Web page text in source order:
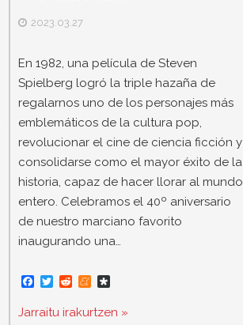
2023.03.27
En 1982, una película de Steven
Spielberg logró la triple hazaña de
regalarnos uno de los personajes más
emblemáticos de la cultura pop,
revolucionar el cine de ciencia ficción y
consolidarse como el mayor éxito de la
historia, capaz de hacer llorar al mundo
entero. Celebramos el 40º aniversario
de nuestro marciano favorito
inaugurando una…
F
c
e
T
i
t
R
d
d
M
n
e
D
a
s
Jarraitu irakurtzen »